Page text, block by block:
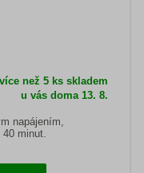
více než 5 ks skladem
u vás doma 13. 8.
napájením,
minut.